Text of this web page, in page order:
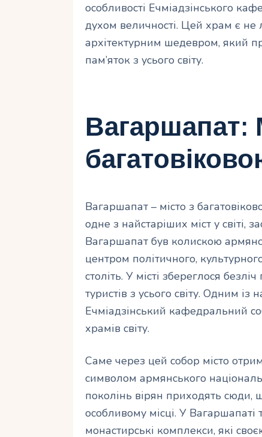
особливості Ечміадзінського
духом величності. Цей храм є
архітектурним шедевром, який
пам’яток з усього світу.
Вагаршапат:
Вагаршапат – місто з
одне з найстаріших міст у світі,
Вагаршапат був колискою
центром політичного,
століть. У місті збереглося
туристів з усього світу. Одним із
Ечміадзінський кафедральний
храмів світу.
Саме через цей собор місто
символом армянського
поколінь вірян приходять сюди,
особливому місці. У
монастирські комплекси, які